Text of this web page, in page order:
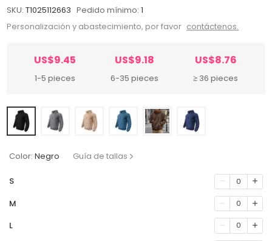
SKU: T1025112663 Pedido mínimo: 1
Personalización y abastecimiento, por favor contáctenos.
US$9.45
1-5 pieces
US$9.18
6-35 pieces
US$8.76
≥ 36 pieces
Color: Negro Guía de tallas
S 0
M 0
L 0